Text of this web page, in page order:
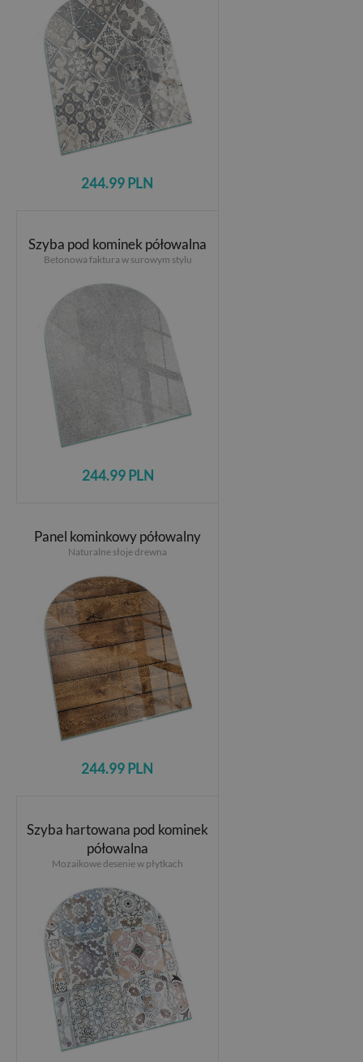
244.99 PLN
Szyba pod kominek półowalna
Betonowa faktura w surowym stylu
244.99 PLN
Panel kominkowy półowalny
Naturalne słoje drewna
244.99 PLN
Szyba hartowana pod kominek
półowalna
Mozaikowe desenie w płytkach